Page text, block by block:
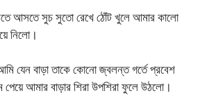
আসতে সুচ সুতো রেখে ঠোঁট খুলে আমার কালো
নিলো।
যেন বাড়া তাকে কোনো জ্বলন্ত গর্তে প্রবেশ
আমার বাড়ার শিরা উপশিরা ফুলে উঠলো।